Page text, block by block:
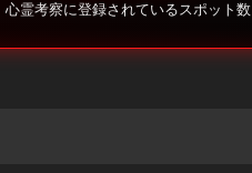
心霊考察に登録されているスポット数